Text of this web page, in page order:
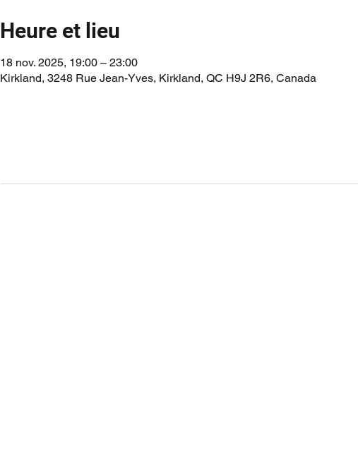
Heure et lieu
18 nov. 2025, 19:00 – 23:00
Kirkland, 3248 Rue Jean-Yves, Kirkland, QC H9J 2R6, Canada